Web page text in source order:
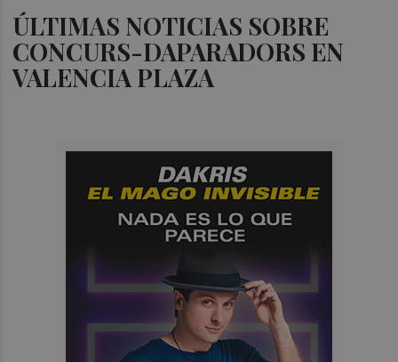
ÚLTIMAS NOTICIAS SOBRE
CONCURS-DAPARADORS EN
VALENCIA PLAZA